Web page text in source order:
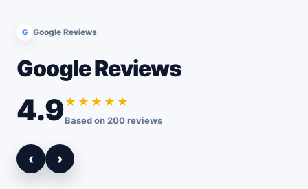
G Google Reviews
Google Reviews
4.9★★★★★
Based on 200 reviews
‹ ›